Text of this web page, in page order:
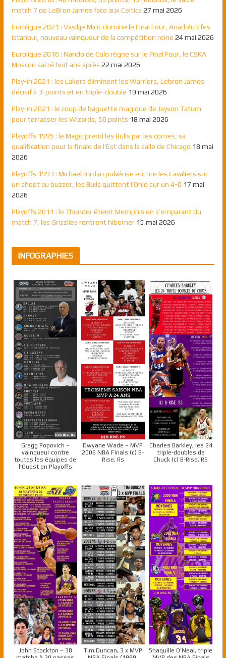
match 7 de LeBron James face aux Celtics 27 mai 2026
Euroligue 2021 : Vasilije Micic domine le Final Four, Anadolu Efes
Istanbul, nouveau vainqueur de la compétition reine 24 mai 2026
Euroligue 2016 : Nando de Colo règne sur le Final Four, le CSKA
Moscou sacré huit ans après 22 mai 2026
Play-in 2021 : les Lakers éliminent les Warriors, Lebron James
décisif à 3-points et en triple-double 19 mai 2026
Play-in 2021 : le coup de baguette magique de Jayson Tatum
pour terrasser les Wizards, 50 points 18 mai 2026
Playoffs 1995 : le Magic prend les Bulls par les cornes, sa
qualification pour la finale de l’Est dans la salle de Chicago 18 mai
2026
Playoffs 1993 : Michael Jordan pulvérise encore les Cavaliers sur
un shoot au buzzer, les Bulls quittent l’Ohio sur un 4-0 17 mai
2026
Playoffs 2011 : le Thunder éteint Memphis en s’emparant du
match 7, les Grizzlies rentrent hiberner 15 mai 2026
INFOGRAPHIES
Gregg Popovich –
vainqueur contre
toutes les équipes de
l’Ouest en Playoffs
Dwyane Wade – MVP
2006 NBA Finals (c) B-
Rise, Rs
Charles Barkley, les 24
triple-doubles de
Chuck (c) B-Rise, RS
John Stockton – 38
Tim Duncan, 3 x MVP
Shaquille O’Neal, triple